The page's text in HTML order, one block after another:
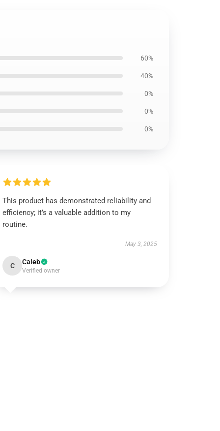
60%
40%
0%
0%
0%
This product has demonstrated reliability and
efficiency; it’s a valuable addition to my
routine.
May 3, 2025
C Caleb
Verified owner